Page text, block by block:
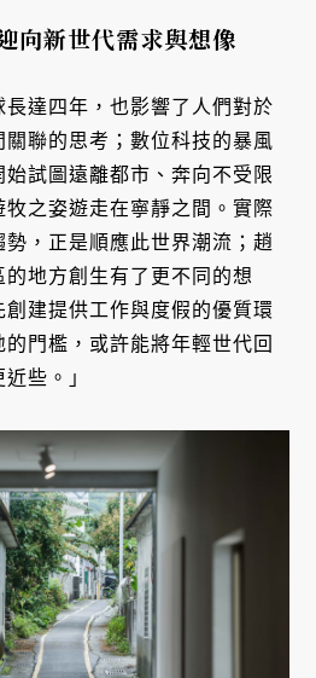
向新世代需求與想像
達四年，也影響了人們對於
關聯的思考；數位科技的暴風
試圖遠離都市、奔向不受限
之姿遊走在寧靜之間。實際
勢，正是順應此世界潮流；趙
地方創生有了更不同的想
建提供工作與度假的優質環
門檻，或許能將年輕世代回
些。」